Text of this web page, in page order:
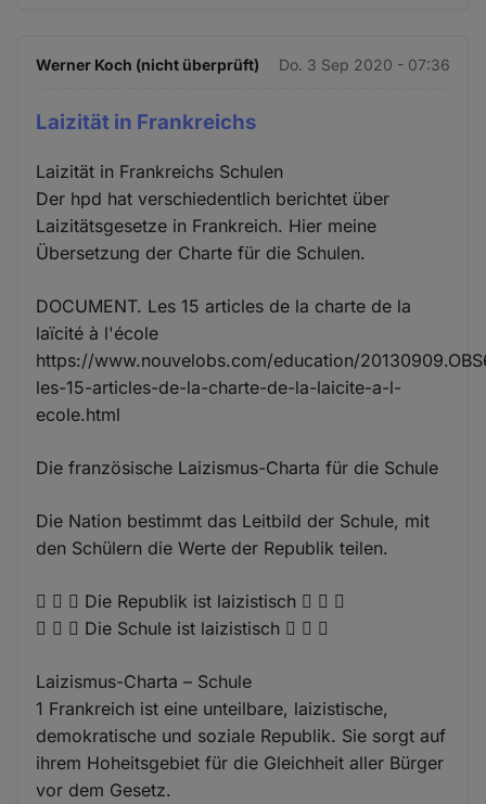
Werner Koch (nicht überprüft) Do. 3 Sep 2020 - 07:36
Laizität in Frankreichs
Laizität in Frankreichs Schulen
Der hpd hat verschiedentlich berichtet über
Laizitätsgesetze in Frankreich. Hier meine
Übersetzung der Charte für die Schulen.
DOCUMENT. Les 15 articles de la charte de la
laïcité à l'école
https://www.nouvelobs.com/education/
les-15-articles-de-la-charte-de-la-laicite-a-l-
ecole.html
Die französische Laizismus-Charta für die Schule
Die Nation bestimmt das Leitbild der Schule, mit
den Schülern die Werte der Republik teilen.
   Die Republik ist laizistisch   
   Die Schule ist laizistisch   
Laizismus-Charta – Schule
1 Frankreich ist eine unteilbare, laizistische,
demokratische und soziale Republik. Sie sorgt auf
ihrem Hoheitsgebiet für die Gleichheit aller Bürger
vor dem Gesetz.